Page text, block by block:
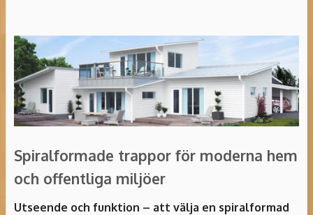
Spiralformade trappor för moderna hem
och offentliga miljöer
Utseende och funktion – att välja en spiralformad